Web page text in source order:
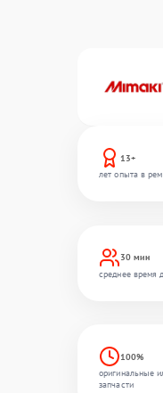
13+
лет опыта в
30 мин
среднее время
100%
оригинальные
запчасти